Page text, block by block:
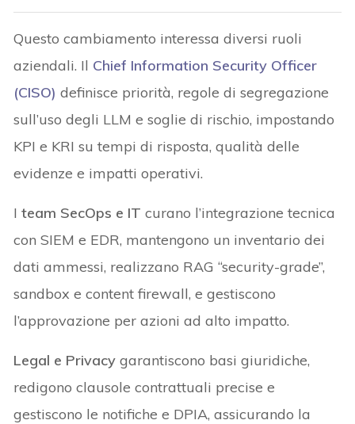
Questo cambiamento interessa diversi ruoli
aziendali. Il Chief Information Security Officer
(CISO) definisce priorità, regole di segregazione
sull’uso degli LLM e soglie di rischio, impostando
KPI e KRI su tempi di risposta, qualità delle
evidenze e impatti operativi.
Iteam SecOps e IT curano l’integrazione tecnica
con SIEM e EDR, mantengono un inventario dei
dati ammessi, realizzano RAG “security-grade”,
sandbox e content firewall, e gestiscono
l’approvazione per azioni ad alto impatto.
Legal e Privacygarantiscono basi giuridiche,
redigono clausole contrattuali precise e
gestiscono le notifiche e DPIA, assicurando la